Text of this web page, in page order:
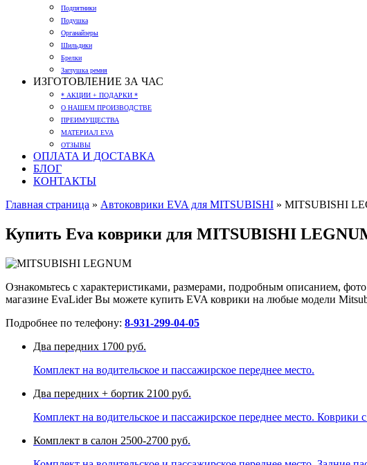
Подпятники
Подушка
Органайзеры
Шильдики
Брелки
Заглушка ремня
ИЗГОТОВЛЕНИЕ ЗА ЧАС
* АКЦИИ + ПОДАРКИ *
О НАШЕМ ПРОИЗВОДСТВЕ
ПРЕИМУЩЕСТВА
МАТЕРИАЛ EVA
ОТЗЫВЫ
ОПЛАТА И ДОСТАВКА
БЛОГ
КОНТАКТЫ
Главная страница » Автоковрики EVA для MITSUBISHI » MITSUBISHI
Купить Eva коврики для MITSUBISHI
Ознакомьтесь с характеристиками, размерами, подробным описанием,
магазине EvaLider Вы можете купить EVA коврики на любые модели
Подробнее по телефону: 8-931-299-04-05
Два передних 1700 руб.
Комплект на водительское и пассажирское переднее место.
Два передних + бортик 2100 руб.
Комплект на водительское и пассажирское переднее место. Коврики
Комплект в салон 2500-2700 руб.